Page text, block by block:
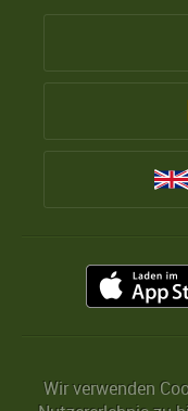
Wir verwenden